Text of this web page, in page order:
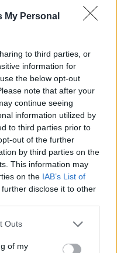
My Personal
to third parties, or
information for
the below opt-out
note that after your
continue seeing
information utilized by
to third parties prior to
out of the further
by third parties on the
This information may
on the IAB’s List of
disclose it to other
one or more Google
You may click to
Outs
of my
:
νόμο όταν ένας...
λουόμενους -